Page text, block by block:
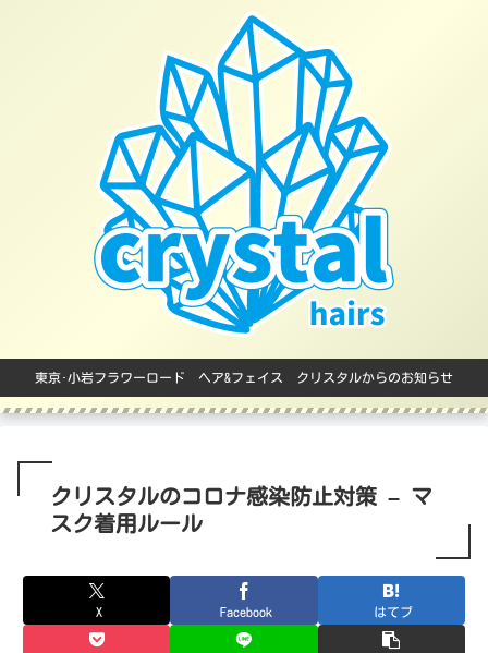
東京･小岩フラワーロード ヘア&フェイス クリスタルからのお知らせ
クリスタルのコロナ感染防止対策 – マ
スク着用ルール
X Facebook はてブ